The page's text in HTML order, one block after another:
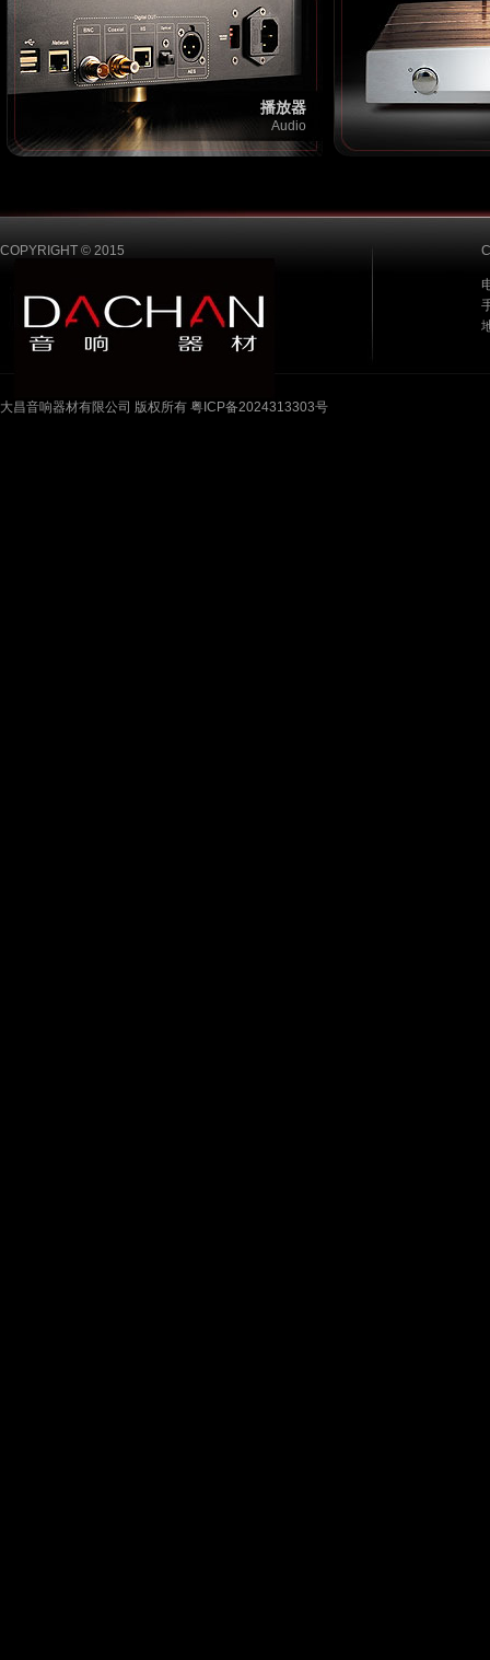
播放器
Audio
COPYRIGHT © 2015
大昌音响器材有限公司 版权所有 粤ICP备2024313303号